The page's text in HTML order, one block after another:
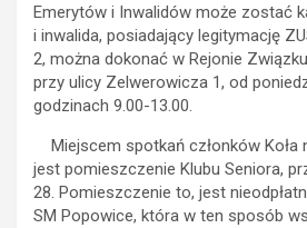
Emerytów i Inwalidów może zostać
i inwalida, posiadający legitymację
2, można dokonać w Rejonie
przy ulicy Zelwerowicza 1, od
godzinach 9.00-13.00.
Miejscem spotkań członków Koła
jest pomieszczenie Klubu Seniora,
28. Pomieszczenie to, jest
SM Popowice, która w ten sposób